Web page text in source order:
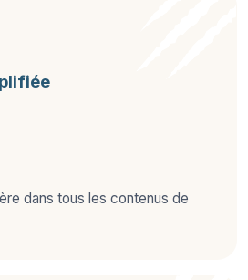
dans tous les contenus de